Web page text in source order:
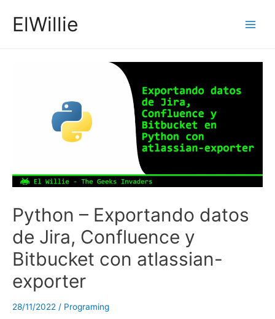
ElWillie
Python – Exportando datos
de Jira, Confluence y
Bitbucket con atlassian-
exporter
28/11/2022 / Programing